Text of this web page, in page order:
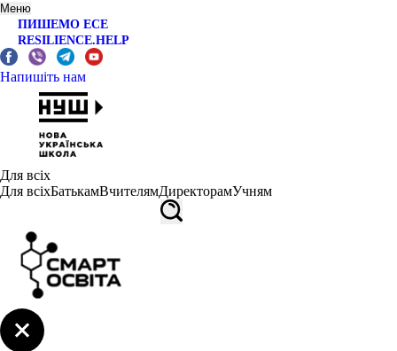
Меню
ПИШЕМО ЕСЕ
RESILIENCE.HELP
Напишіть нам
Для всіх
Для всіхБатькамВчителямДиректорамУчням